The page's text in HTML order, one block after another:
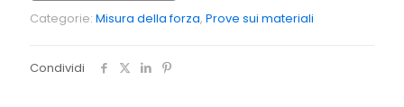
Categorie: Misura della forza, Prove sui materiali
Condividi